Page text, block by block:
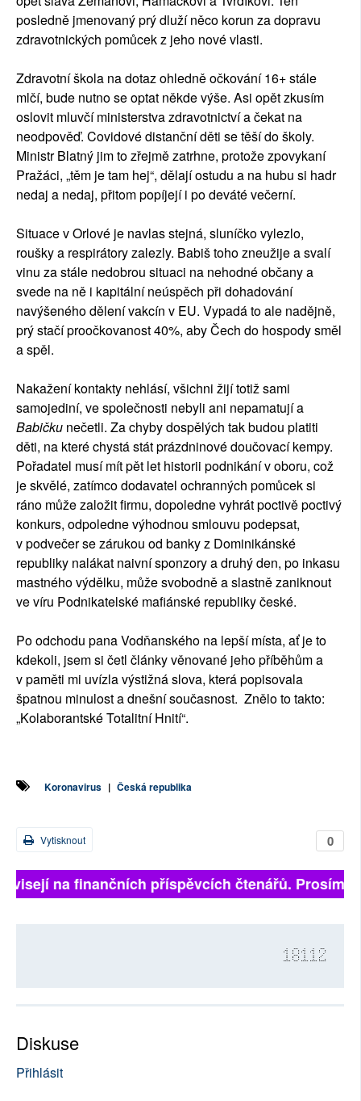
posledně jmenovaný prý dluží něco korun za dopravu
zdravotnických pomůcek z jeho nové vlasti.
Zdravotní škola na dotaz ohledně očkování 16+ stále
mlčí, bude nutno se optat někde výše. Asi opět zkusím
oslovit mluvčí ministerstva zdravotnictví a čekat na
neodpověď. Covidové distanční děti se těší do školy.
Ministr Blatný jim to zřejmě zatrhne, protože zpovykaní
Pražáci, „těm je tam hej“, dělají ostudu a na hubu si hadr
nedaj a nedaj, přitom popíjejí i po deváté večerní.
Situace v Orlové je navlas stejná, sluníčko vylezlo,
roušky a respirátory zalezly. Babiš toho zneužije a svalí
vinu za stále nedobrou situaci na nehodné občany a
svede na ně i kapitální neúspěch při dohadování
navýšeného dělení vakcín v EU. Vypadá to ale nadějně,
prý stačí proočkovanost 40%, aby Čech do hospody směl
a spěl.
Nakažení kontakty nehlásí, všichni žijí totiž sami
samojediní, ve společnosti nebyli ani nepamatují a
Babičku nečetli. Za chyby dospělých tak budou platiti
děti, na které chystá stát prázdninové doučovací kempy.
Pořadatel musí mít pět let historii podnikání v oboru, což
je skvělé, zatímco dodavatel ochranných pomůcek si
ráno může založit firmu, dopoledne vyhrát poctivě poctivý
konkurs, odpoledne výhodnou smlouvu podepsat,
v podvečer se zárukou od banky z Dominikánské
republiky nalákat naivní sponzory a druhý den, po inkasu
mastného výdělku, může svobodně a slastně zaniknout
ve víru Podnikatelské mafiánské republiky české.
Po odchodu pana Vodňanského na lepší místa, ať je to
kdekoli, jsem si četl články věnované jeho příběhům a
v paměti mi uvízla výstižná slova, která popisovala
špatnou minulost a dnešní současnost. Znělo to takto:
„Kolaborantské Totalitní Hnití“.
Koronavirus | Česká republika
0
Vytisknout
na finančních příspěvcích čtenářů. Prosíme,
18112
Diskuse
Přihlásit